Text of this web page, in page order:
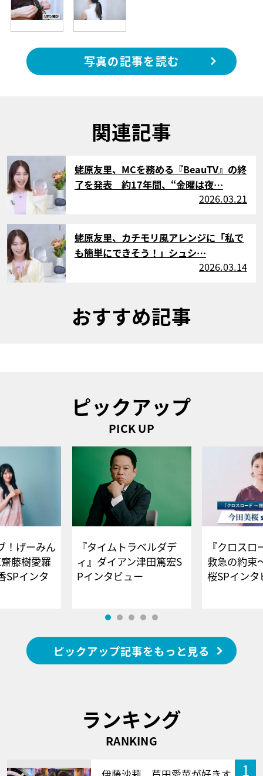
写真の記事を読む
関連記事
サムネイル
蛯原友里、MCを務める『BeauTV』の終
了を発表 約17年間、“金曜は夜…
2026.03.21
サムネイル
蛯原友里、カチモリ風アレンジに「私で
も簡単にできそう！」シュシ…
2026.03.14
おすすめ記事
ピックアップ
PICK UP
！げーみん
藤樹愛羅
SPインタ
『タイムトラベルダデ
ィ』ダイアン津田篤宏S
Pインタビュー
『クロス
救急の約束
桜SPイ
ピックアップ記事をもっと見る
ランキング
RANKING
1